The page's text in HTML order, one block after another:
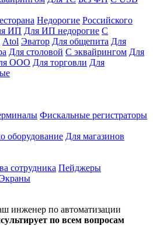
Недорогие Российского
ИП Для ИП недорогие С
Atol Эватор Для общепита Для
Для столовой С эквайрингом Для
ООО Для торговли Для
Фискальные регистраторы
оборудование Для магазинов
сотрудника Пейджеры
инженер по автоматизации
по всем вопросам